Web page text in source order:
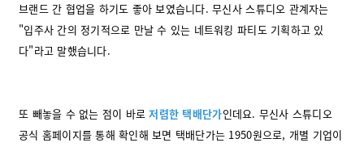
브랜드 간 협업을 하기도 좋아 보였습니다. 무신사 스튜디오 관계자는
"입주사 간의 정기적으로 만날 수 있는 네트워킹 파티도 기획하고 있
다"라고 말했습니다.
또 빼놓을 수 없는 점이 바로저렴한 택배단가인데요. 무신사 스튜디오
공식 홈페이지를 통해 확인해 보면 택배단가는 1950원으로, 개별 기업이